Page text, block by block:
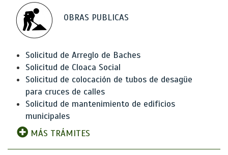
OBRAS PUBLICAS
Solicitud de Arreglo de Baches
Solicitud de Cloaca Social
Solicitud de colocación de tubos de desagüe
para cruces de calles
Solicitud de mantenimiento de edificios
municipales
MÁS TRÁMITES